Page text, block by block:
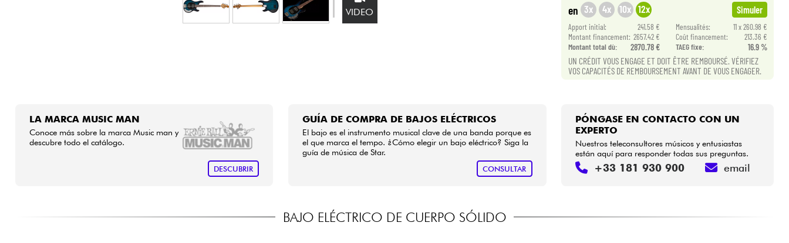
VIDEO en 3x 4x 10x 12x Simuler
Apport initial: 241.58 € Mensualités:
11 x 260.98 €
Montant financement: 2657.42 € Coût financement:
213.36 €
Montant total dù:
2870.78 € TAEG fixe: 16.9 %
UN CRÉDIT VOUS ENGAGE ET DOIT ÊTRE REMBOURSÉ. VÉRIFIEZ
VOS CAPACITÉS DE REMBOURSEMENT AVANT DE VOUS ENGAGER.
LA MARCA MUSIC MAN
Conoce más sobre la marca Music man y
descubre todo el catálogo.
DESCUBRIR
GUÍA DE COMPRA DE BAJOS ELÉCTRICOS
El bajo es el instrumento musical clave de una banda porque es
el que marca el tempo. ¿Cómo elegir un bajo eléctrico? Siga la
guía de música de Star.
CONSULTAR
PÓNGASE EN CONTACTO CON UN
EXPERTO
Nuestros teleconsultores músicos y entusiastas
están aquí para responder todas sus preguntas.
+33 181 930 900 email
BAJO ELÉCTRICO DE CUERPO SÓLIDO